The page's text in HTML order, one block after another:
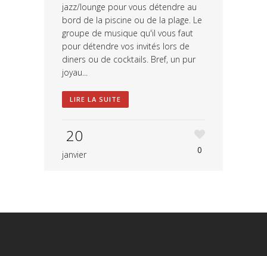
jazz/lounge pour vous détendre au
bord de la piscine ou de la plage. Le
groupe de musique qu'il vous faut
pour détendre vos invités lors de
diners ou de cocktails. Bref, un pur
joyau...
LIRE LA SUITE
20
janvier 0